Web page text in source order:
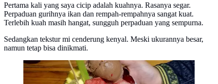
Pertama kali yang saya cicip adalah kuahnya. Rasanya segar.
Perpaduan gurihnya ikan dan rempah-rempahnya sangat kuat.
Terlebih kuah masih hangat, sungguh perpaduan yang sempurna.
Sedangkan tekstur mi cenderung kenyal. Meski ukurannya besar,
namun tetap bisa dinikmati.